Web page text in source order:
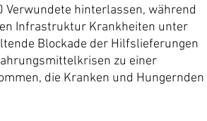
Verwundete hinterlassen, während
Infrastruktur Krankheiten unter
Blockade der Hilfslieferungen
zu einer
die Kranken und Hungernden